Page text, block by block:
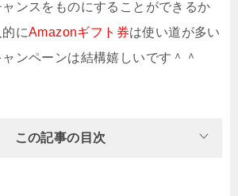
ンスをものにすることができるか
にAmazonギフト券は使い道が多い
ンペーンは結構嬉しいです＾＾
この記事の目次